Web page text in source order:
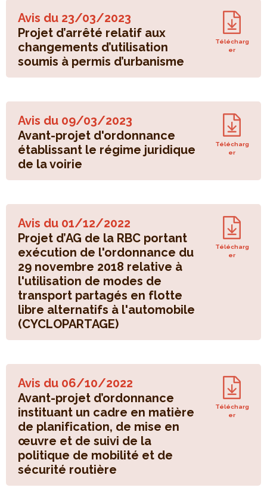
Avis du 23/03/2023
Projet d’arrêté relatif aux
changements d’utilisation
soumis à permis d’urbanisme
Télécharg
er
Avis du 09/03/2023
Avant-projet d'ordonnance
établissant le régime juridique
de la voirie
Télécharg
er
Avis du 01/12/2022
Projet d’AG de la RBC portant
exécution de l'ordonnance du
29 novembre 2018 relative à
l'utilisation de modes de
transport partagés en flotte
libre alternatifs à l'automobile
(CYCLOPARTAGE)
Télécharg
er
Avis du 06/10/2022
Avant-projet d’ordonnance
instituant un cadre en matière
de planification, de mise en
œuvre et de suivi de la
politique de mobilité et de
sécurité routière
Télécharg
er